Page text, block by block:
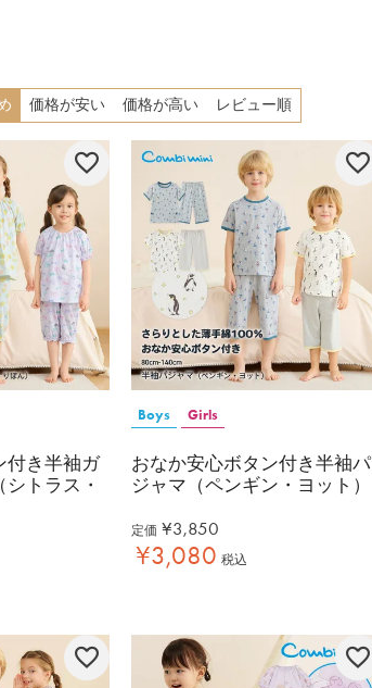
価格が安い 価格が高い レビュー順
付き半袖ガ
トラス・
Boys Girls
おなか安心ボタン付き半袖パ
ジャマ（ペンギン・ヨット）
定価 ¥3,850
¥3,080 税込